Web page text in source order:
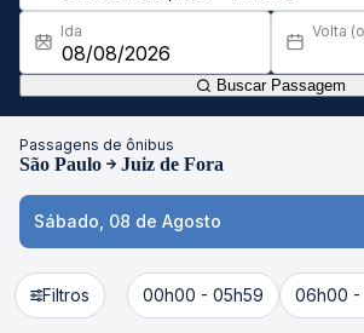
Ida Volta
Buscar Passagem
Passagens de ônibus
São Paulo Juiz de Fora
Sábado, 08 de Agosto
Filtros 00h00 - 05h59 06h00 -